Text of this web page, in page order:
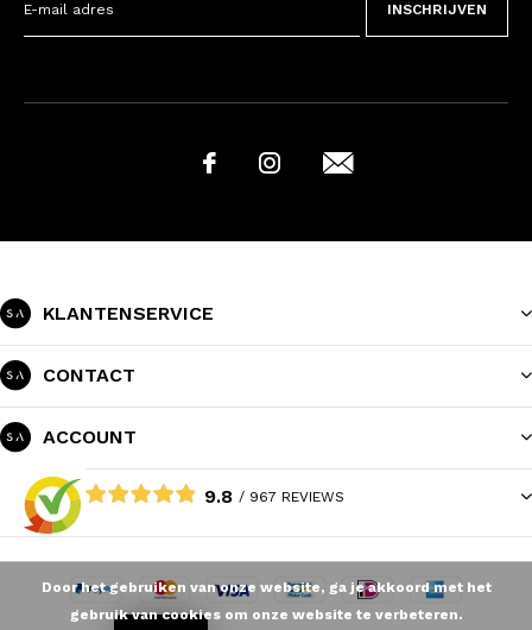
INSCHRIJVEN
KLANTENSERVICE
CONTACT
ACCOUNT
9.8 / 967 REVIEWS
Door het gebruiken van onze website, ga je akkoord met het
gebruik van cookies om onze website te verbeteren.